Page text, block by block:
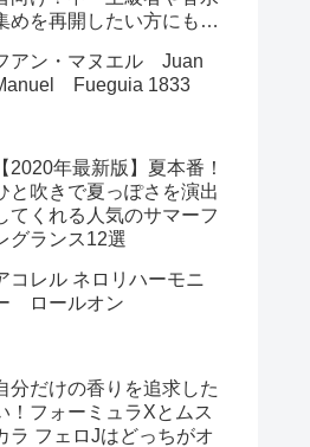
めを再開したい方にもお
アン・マヌエル Juan
Fueguia 1833
【2020年最新版】夏本番！
と吹きで夏っぽさを演出
てくれる人気のサマーフ
グランス12選
コレル ネロリハーモニ
ロールオン
分だけの香りを追求した
！フォーミュラXとムス
ラ フェロJはどっちがオ